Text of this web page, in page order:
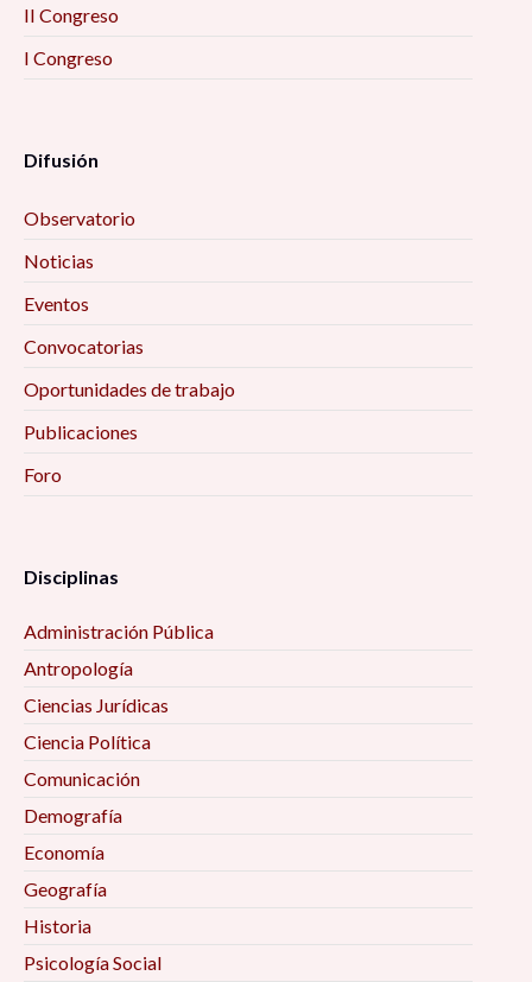
II Congreso
I Congreso
Difusión
Observatorio
Noticias
Eventos
Convocatorias
Oportunidades de trabajo
Publicaciones
Foro
Disciplinas
Administración Pública
Antropología
Ciencias Jurídicas
Ciencia Política
Comunicación
Demografía
Economía
Geografía
Historia
Psicología Social